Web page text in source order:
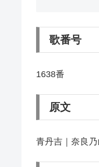
歌番号
1638番
原文
青丹吉｜奈良